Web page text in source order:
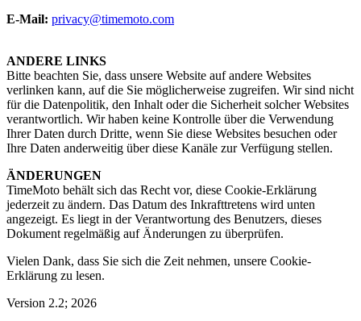
E-Mail: privacy@timemoto.com
ANDERE LINKS
Bitte beachten Sie, dass unsere Website auf andere Websites
verlinken kann, auf die Sie möglicherweise zugreifen. Wir sind nicht
für die Datenpolitik, den Inhalt oder die Sicherheit solcher Websites
verantwortlich. Wir haben keine Kontrolle über die Verwendung
Ihrer Daten durch Dritte, wenn Sie diese Websites besuchen oder
Ihre Daten anderweitig über diese Kanäle zur Verfügung stellen.
ÄNDERUNGEN
TimeMoto behält sich das Recht vor, diese Cookie-Erklärung
jederzeit zu ändern. Das Datum des Inkrafttretens wird unten
angezeigt. Es liegt in der Verantwortung des Benutzers, dieses
Dokument regelmäßig auf Änderungen zu überprüfen.
Vielen Dank, dass Sie sich die Zeit nehmen, unsere Cookie-
Erklärung zu lesen.
Version 2.2; 2026